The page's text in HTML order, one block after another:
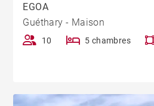
EGOA
Guéthary - Maison
10 5 chambres